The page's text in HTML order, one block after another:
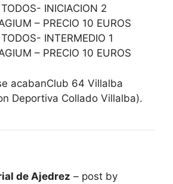
INICIACION 2
– PRECIO 10 EUROS
INTERMEDIO 1
– PRECIO 10 EUROS
acabanClub 64 Villalba
Deportiva Collado Villalba).
de Ajedrez – post by